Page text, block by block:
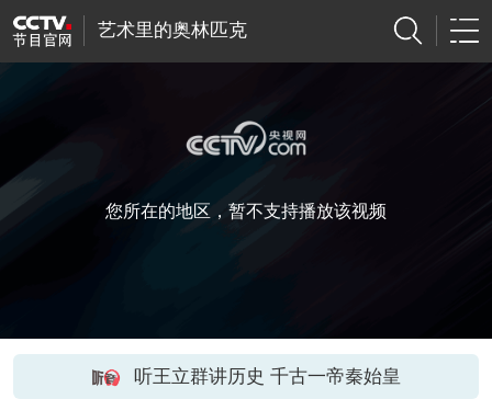
艺术里的奥林匹克
您所在的地区，暂不支持播放该视频
听王立群讲历史 千古一帝秦始皇